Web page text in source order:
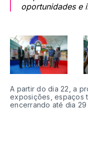
oportunidades e
A partir do dia 22, a
exposições, espaços
encerrando até dia 29